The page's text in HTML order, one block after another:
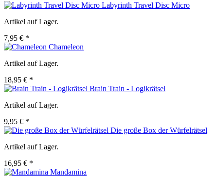
Labyrinth Travel Disc Micro
Artikel auf Lager.
7,95 € *
Chameleon
Artikel auf Lager.
18,95 € *
Brain Train - Logikrätsel
Artikel auf Lager.
9,95 € *
Die große Box der Würfelrätsel
Artikel auf Lager.
16,95 € *
Mandamina